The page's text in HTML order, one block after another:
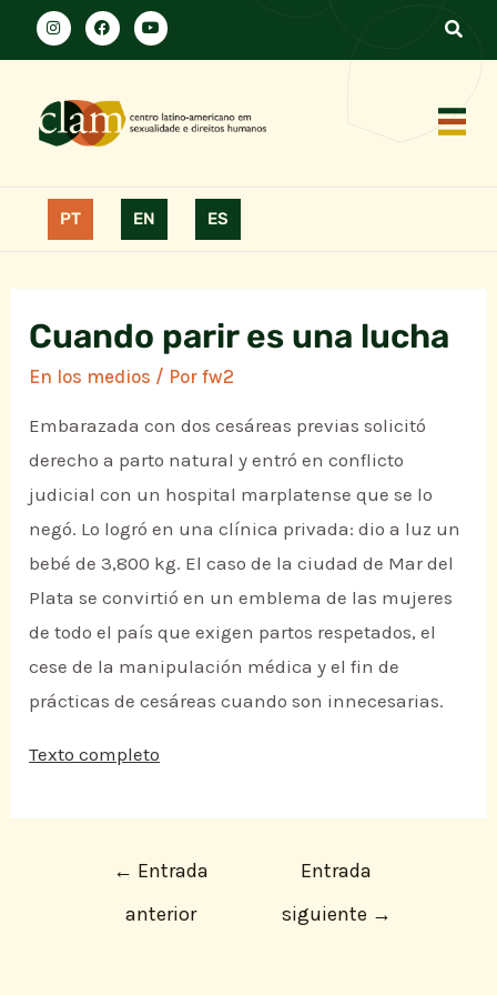
PT EN ES
Cuando parir es una lucha
En los medios / Porfw2
Embarazada con dos cesáreas previas solicitó
derecho a parto natural y entró en conflicto
judicial con un hospital marplatense que se lo
negó. Lo logró en una clínica privada: dio a luz un
bebé de 3,800 kg. El caso de la ciudad de Mar del
Plata se convirtió en un emblema de las mujeres
de todo el país que exigen partos respetados, el
cese de la manipulación médica y el fin de
prácticas de cesáreas cuando son innecesarias.
Texto completo
← Entrada
anterior
Entrada
siguiente →